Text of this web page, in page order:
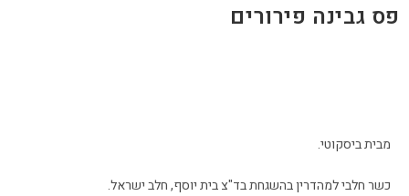
פס גבינה פירורים
מבית ביסקוטי.
כשר חלבי למהדרין בהשגחת בד"צ בית יוסף, חלב ישראל.